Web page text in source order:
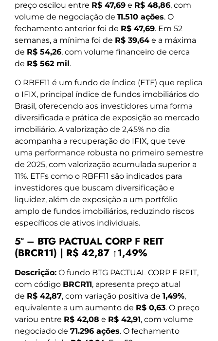
preço oscilou entre R$ 47,69 e R$ 48,86, com
volume de negociação de 11.510 ações. O
fechamento anterior foi de R$ 47,69. Em 52
semanas, a mínima foi de R$ 39,64 e a máxima
de R$ 54,26, com volume financeiro de cerca
de R$ 562 mil.
O RBFF11 é um fundo de índice (ETF) que replica
o IFIX, principal índice de fundos imobiliários do
Brasil, oferecendo aos investidores uma forma
diversificada e prática de exposição ao mercado
imobiliário. A valorização de 2,45% no dia
acompanha a recuperação do IFIX, que teve
uma performance robusta no primeiro semestre
de 2025, com valorização acumulada superior a
11%. ETFs como o RBFF11 são indicados para
investidores que buscam diversificação e
liquidez, além de exposição a um portfólio
amplo de fundos imobiliários, reduzindo riscos
específicos de ativos individuais.
5º – BTG PACTUAL CORP F REIT
(BRCR11) | R$ 42,87 ↑1,49%
Descrição: O fundo BTG PACTUAL CORP F REIT,
com código BRCR11, apresenta preço atual
de R$ 42,87, com variação positiva de 1,49%,
equivalente a um aumento de R$ 0,63. O preço
variou entre R$ 42,08 e R$ 42,91, com volume
negociado de 71.296 ações. O fechamento